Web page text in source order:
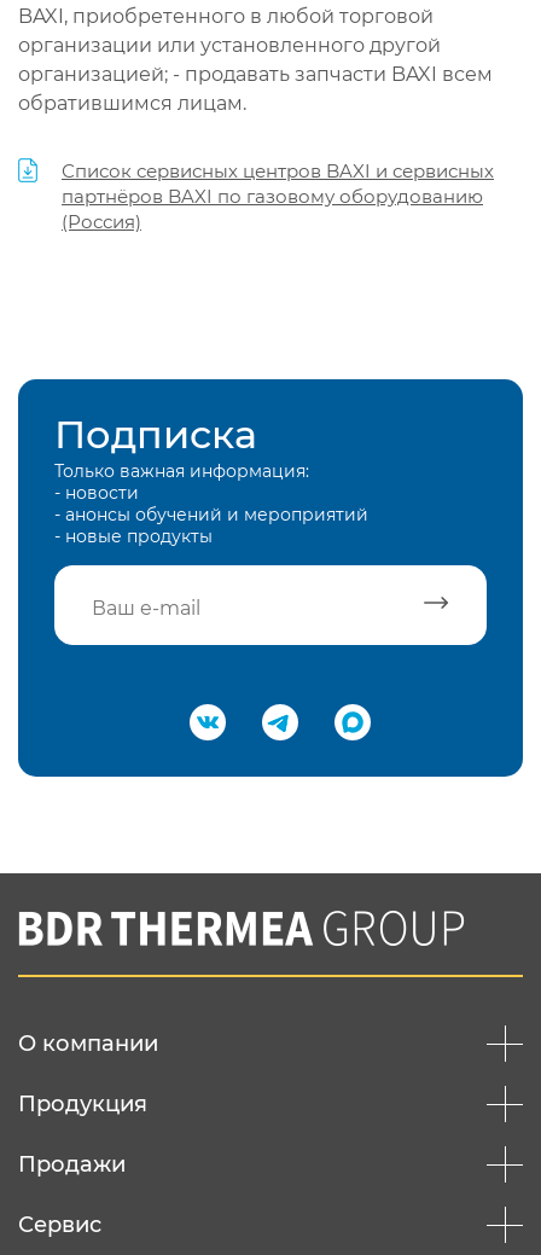
BAXI, приобретенного в любой торговой
организации или установленного другой
организацией; - продавать запчасти BAXI всем
обратившимся лицам.
Список сервисных центров BAXI и сервисных
партнёров BAXI по газовому оборудованию
(Россия)
Подписка
Только важная информация:
- новости
- анонсы обучений и мероприятий
- новые продукты
Подтвердить e-mail
Вы соглашаетесь с нашей политикой
конфеденциальности
О компании
Продукция
Продажи
Сервис